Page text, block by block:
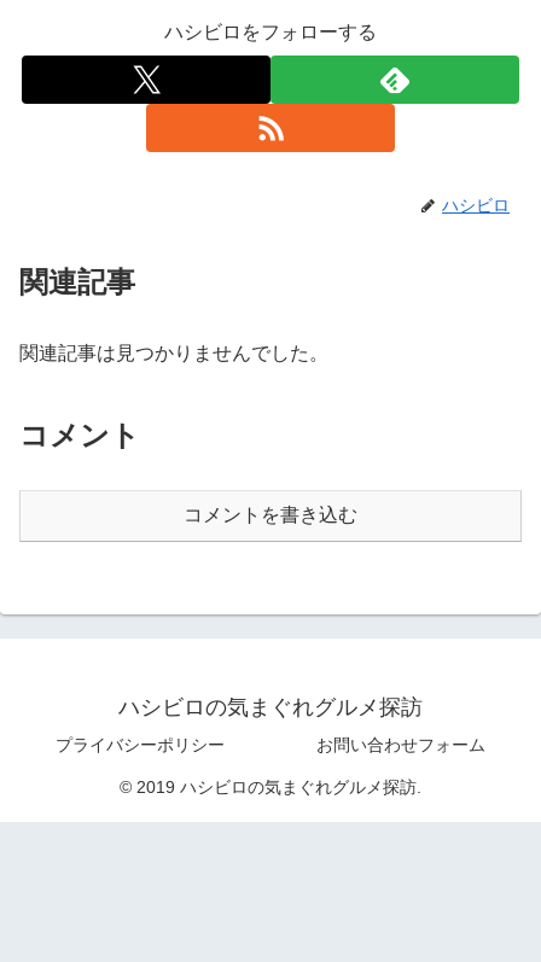
ハシビロをフォローする
ハシビロ
関連記事
関連記事は見つかりませんでした。
コメント
コメントを書き込む
ハシビロの気まぐれグルメ探訪
プライバシーポリシー お問い合わせフォーム
© 2019 ハシビロの気まぐれグルメ探訪.